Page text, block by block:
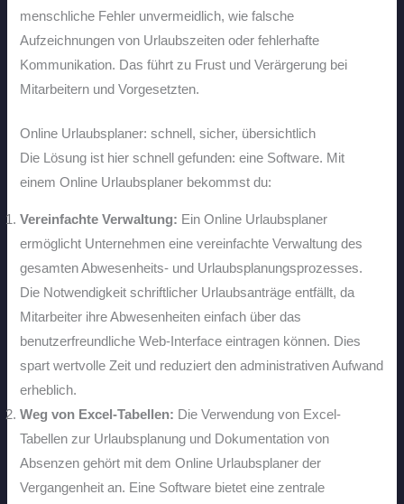
menschliche Fehler unvermeidlich, wie falsche
Aufzeichnungen von Urlaubszeiten oder fehlerhafte
Kommunikation. Das führt zu Frust und Verärgerung bei
Mitarbeitern und Vorgesetzten.
Online Urlaubsplaner: schnell, sicher, übersichtlich
Die Lösung ist hier schnell gefunden: eine Software. Mit
einem Online Urlaubsplaner bekommst du:
Vereinfachte Verwaltung: Ein Online Urlaubsplaner
ermöglicht Unternehmen eine vereinfachte Verwaltung des
gesamten Abwesenheits- und Urlaubsplanungsprozesses.
Die Notwendigkeit schriftlicher Urlaubsanträge entfällt, da
Mitarbeiter ihre Abwesenheiten einfach über das
benutzerfreundliche Web-Interface eintragen können. Dies
spart wertvolle Zeit und reduziert den administrativen Aufwand
erheblich.
Weg von Excel-Tabellen: Die Verwendung von Excel-
Tabellen zur Urlaubsplanung und Dokumentation von
Absenzen gehört mit dem Online Urlaubsplaner der
Vergangenheit an. Eine Software bietet eine zentrale